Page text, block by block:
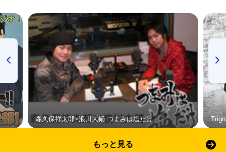
森久保祥太郎×浪川大輔 つまみは塩だけ
もっと見る